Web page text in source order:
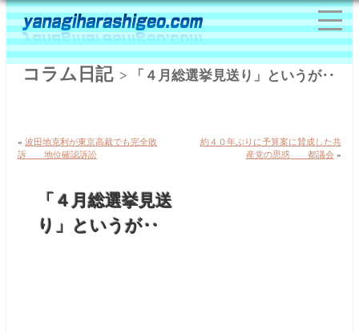
コラム日記> 「４月総選挙見送り」というが‥
«波田地克利が東京高裁でも完全敗
訴 地位確認訴訟
約４０年ぶりに予算案に賛成した共
産党の思惑 都議会»
「４月総選挙見送
り」というが‥